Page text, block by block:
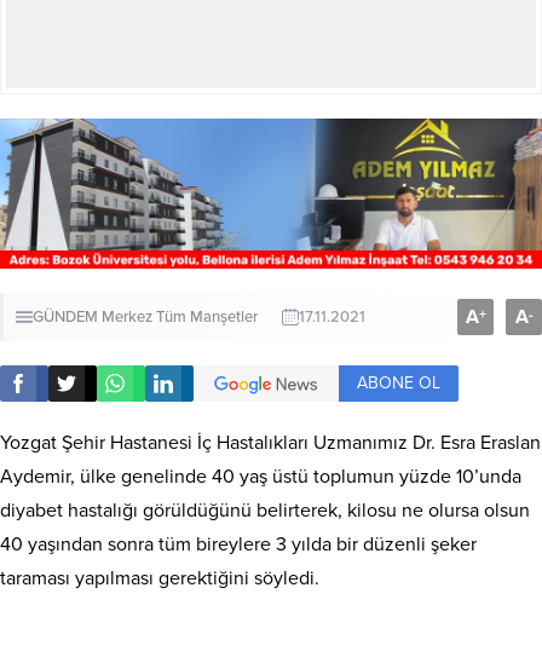
GÜNDEM MerkezTüm Manşetler 17.11.2021 A+ A-
ABONE OL
Yozgat Şehir Hastanesi İç Hastalıkları Uzmanımız Dr. Esra Eraslan
Aydemir, ülke genelinde 40 yaş üstü toplumun yüzde 10’unda
diyabet hastalığı görüldüğünü belirterek, kilosu ne olursa olsun
40 yaşından sonra tüm bireylere 3 yılda bir düzenli şeker
taraması yapılması gerektiğini söyledi.